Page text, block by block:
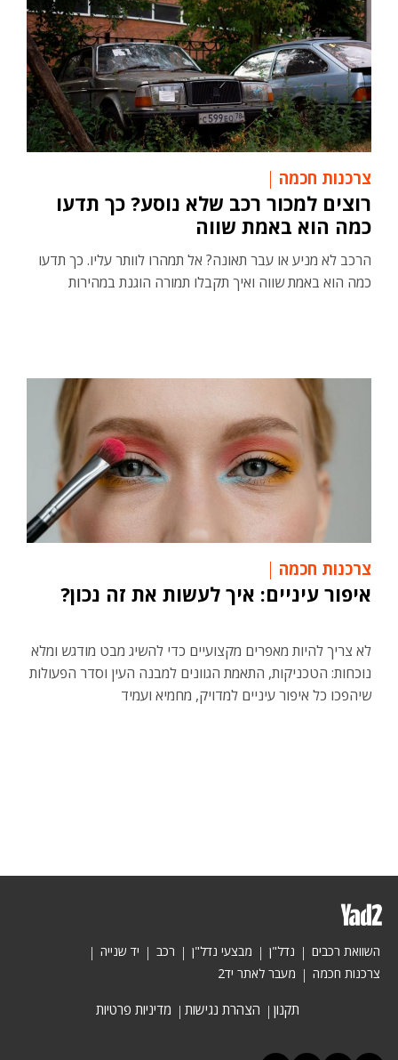
צרכנות חכמה
רוצים למכור רכב שלא נוסע? כך תדעו
כמה הוא באמת שווה
הרכב לא מניע או עבר תאונה? אל תמהרו לוותר עליו. כך תדעו
כמה הוא באמת שווה ואיך תקבלו תמורה הוגנת במהירות
צרכנות חכמה
איפור עיניים: איך לעשות את זה נכון?
לא צריך להיות מאפרים מקצועיים כדי להשיג מבט מודגש ומלא
נוכחות: הטכניקות, התאמת הגוונים למבנה העין וסדר הפעולות
שיהפכו כל איפור עיניים למדויק, מחמיא ועמיד
השוואת רכבים נדל"ן מבצעי נדל"ן רכב
יד שנייה
צרכנות חכמה
מעבר לאתר יד2
תקנון הצהרת נגישות מדיניות פרטיות